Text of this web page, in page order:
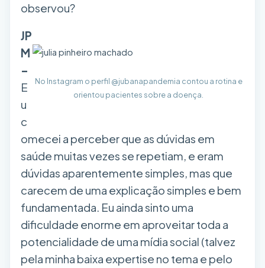
observou?
No Instagram o perfil @jubanapandemia contou a rotina e
orientou pacientes sobre a doença.
JP
M
–
E
u
c
omecei a perceber que as dúvidas em
saúde muitas vezes se repetiam, e eram
dúvidas aparentemente simples, mas que
carecem de uma explicação simples e bem
fundamentada. Eu ainda sinto uma
dificuldade enorme em aproveitar toda a
potencialidade de uma mídia social (talvez
pela minha baixa expertise no tema e pelo